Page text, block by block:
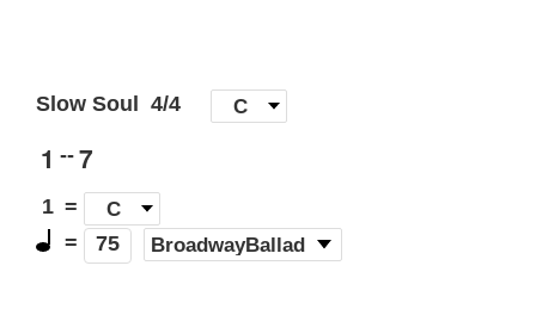
Slow Soul 4/4 C ]
1 -- 7
1 =
C
=
75 (BroadwayBallad)